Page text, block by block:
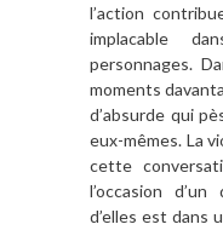
l’action
implacable
personnages.
moments
d’absurde qui
eux-mêmes. La
cette
l’occasion
d’elles est dans